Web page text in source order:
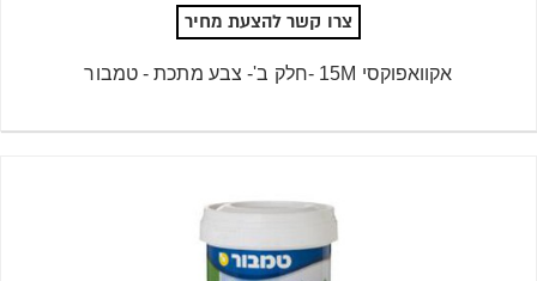
צרו קשר להצעת מחיר
אקוואפוקסי 15M -חלק ב'- צבע מתכת - טמבור